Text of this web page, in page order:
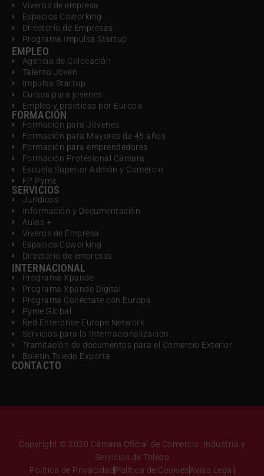
Viveros de empresa
Espacios Coworking
Directorio de Empresas
Programa Impulsa Startup
EMPLEO
Agencia de Colocación
Talento Jóven
Impulsa Startup
Cursos para jovenes
Empleo y prácticas por Europa
FORMACIÓN
Formación para Jóvenes
Formación para Mayores de 45 años
Formación para emprendedores
Formación Profesional Cámara
Escuela Superior Admón y Comercio
FP Pyme
SERVICIOS
Jurídicos
Información y Documentación
Aulas +
Viveros de Empresa
Espacios Coworking
Directorio de empresas
INTERNACIONAL
Programa Xpande
Programa Xpande Digital
Programa Conéctate con Europa
Pyme Global
Red Enterprise Europe Network
Servicios para la Internacionalización
Tramitación de documentos para el Comercio Exterior
Boletín Toledo Exporta
CONTACTO
Copyright © 2020 Cámara Oficial de Comercio, Industria y
Servicios de Toledo
Política de Privacidad Política de Cookies Aviso Legal